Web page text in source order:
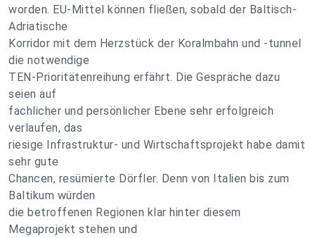
worden. EU-Mittel können fließen, sobald der Baltisch-
Adriatische
Korridor mit dem Herzstück der Koralmbahn und -tunnel
die notwendige
TEN-Prioritätenreihung erfährt. Die Gespräche dazu
seien auf
fachlicher und persönlicher Ebene sehr erfolgreich
verlaufen, das
riesige Infrastruktur- und Wirtschaftsprojekt habe damit
sehr gute
Chancen, resümierte Dörfler. Denn von Italien bis zum
Baltikum würden
die betroffenen Regionen klar hinter diesem
Megaprojekt stehen und